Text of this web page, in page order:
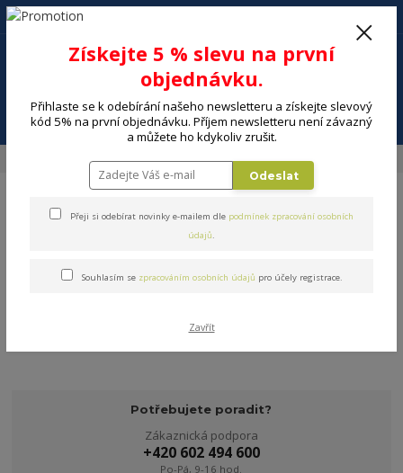
Menu
+420 602 494 600
Malé spotřebiče
V této kategorii nebylo nalezeno žádné zboží.
Potřebujete poradit?
Zákaznická podpora
+420 602 494 600
Po-Pá, 9-16 hod.
Získejte 5 % slevu na první
objednávku.
Přihlaste se k odebírání našeho newsletteru a získejte slevový
kód 5% na první objednávku. Příjem newsletteru není závazný
a můžete ho kdykoliv zrušit.
Odeslat
Přeji si odebírat novinky e-mailem dle podmínek zpracování osobních
údajů.
Souhlasím se zpracováním osobních údajů pro účely registrace.
Zavřít